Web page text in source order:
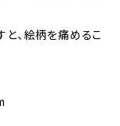
、絵柄を痛めるこ